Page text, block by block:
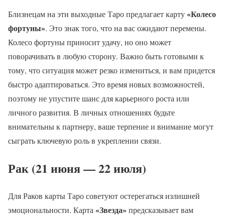
Близнецам на эти выходные Таро предлагает карту«Колесо
фортуны». Это знак того, что на вас ожидают перемены.
Колесо фортуны приносит удачу, но оно может
поворачивать в любую сторону. Важно быть готовыми к
тому, что ситуация может резко измениться, и вам придется
быстро адаптироваться. Это время новых возможностей,
поэтому не упустите шанс для карьерного роста или
личного развития. В личных отношениях будьте
внимательны к партнеру, ваше терпение и внимание могут
сыграть ключевую роль в укреплении связи.
Рак (21 июня — 22 июля)
Для Раков карты Таро советуют остерегаться излишней
эмоциональности. Карта «Звезда»предсказывает вам